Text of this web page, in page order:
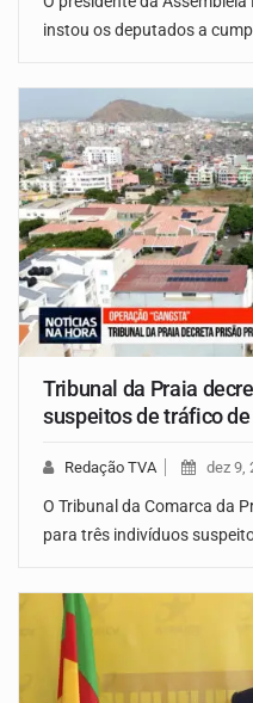
instou os deputados a
Tribunal da Praia
suspeitos de tráfico
Redação TVA dez 9,
O Tribunal da Comarca da
para três indivíduos